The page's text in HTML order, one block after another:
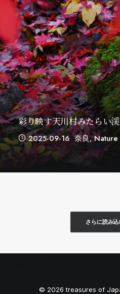
彩り映す天川村みたらい
2025-09-16 奈良,Nature
さらに読み込
© 2026 treasures of